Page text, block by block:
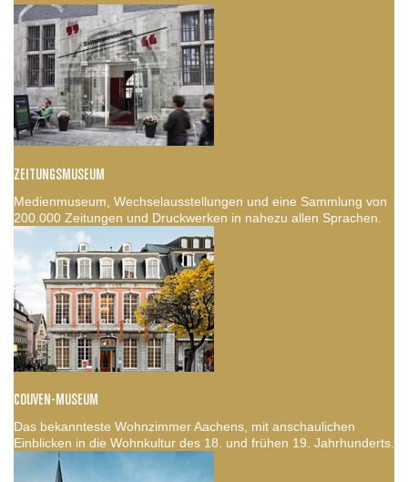
ZEITUNGSMUSEUM
Medienmuseum, Wechselausstellungen und eine Sammlung von
200.000 Zeitungen und Druckwerken in nahezu allen Sprachen.
COUVEN-MUSEUM
Das bekannteste Wohnzimmer Aachens, mit anschaulichen
Einblicken in die Wohnkultur des 18. und frühen 19. Jahrhunderts.